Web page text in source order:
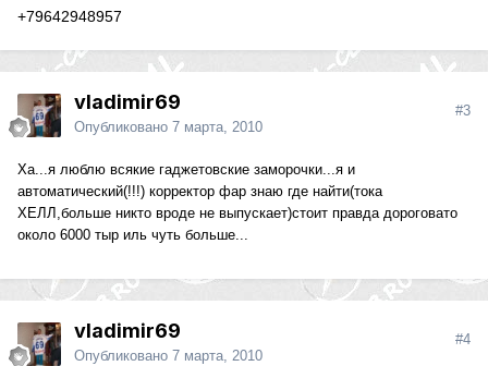
+79642948957
vladimir69
Опубликовано 7 марта, 2010
#3
Ха...я люблю всякие гаджетовские заморочки...я и
автоматический(!!!) корректор фар знаю где найти(тока
ХЕЛЛ,больше никто вроде не выпускает)стоит правда дороговато
около 6000 тыр иль чуть больше...
vladimir69
Опубликовано 7 марта, 2010
#4